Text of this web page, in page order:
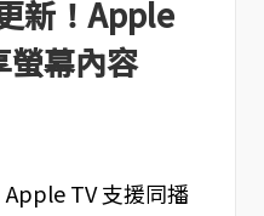
新！Apple
螢幕內容